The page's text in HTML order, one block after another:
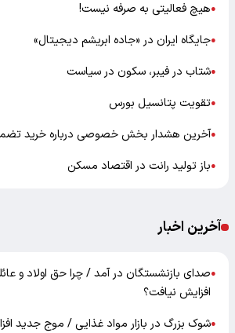
●هیچ فعالیتی به صرفه نیست!
●جایگاه ایران در «جاده ابریشم دیجیتال»
●شتاب در فیبر، سکون در سیاست
●تقویت پتانسیل بورس
●آخرین هشدار بخش خصوصی درباره خرید
●باز تولید رانت در اقتصاد مسکن
آخرین اخبار
●صدای بازنشستگان در آمد / چرا حق اولاد و
افزایش نیافت؟
●شوک بزرگ در بازار مواد غذایی / موج جدید